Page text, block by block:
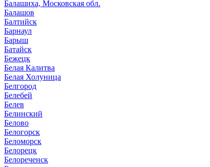
Балашиха, Московская обл.
Балашов
Балтийск
Барнаул
Барыш
Батайск
Бежецк
Белая Калитва
Белая Холуница
Белгород
Белебей
Белев
Белинский
Белово
Белогорск
Беломорск
Белорецк
Белореченск